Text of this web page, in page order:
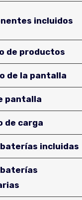
incluidos
de productos
de la pantalla
pantalla
de carga
incluidas